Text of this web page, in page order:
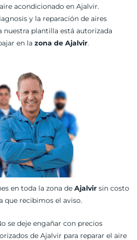
acondicionado en Ajalvir.
y la reparación de aires
nuestra plantilla está autorizada
en la zona de Ajalvir.
en toda la zona de Ajalvir sin costo
que recibimos el aviso.
se deje engañar con precios
de Ajalvir para reparar el aire